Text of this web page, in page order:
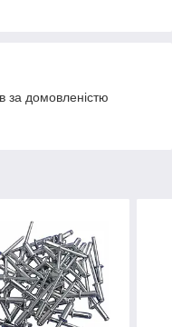
за домовленістю